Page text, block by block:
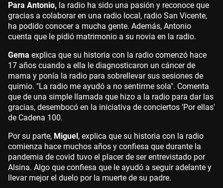
Para Antonio, la radio ha sido una pasión y reconoce que
gracias a colaborar en una radio local, radio San Vicente,
ha podido conocer a mucha gente. Además, Antonio
cuenta que le pidió matrimonio a su novia en la radio.
Gema explica que su historia con la radio comenzó hace
17 años cuando a ella le diagnosticaron un cáncer de
mama y ponía la radio para sobrellevar sus sesiones de
quimio. "La radio me ayudó a no sentirme sola". Comenta
que de una simple llamada que hizo a la radio para dar las
gracias, desembocó en la iniciativa de conciertos 'Por ellas'
de Cadena 100.
Por su parte, Miguel, explica que su historia con la radio
comienza hace muchos años y confiesa que durante la
pandemia de covid tuvo el placer de ser entrevistado por
Alsina. Algo que confiesa que le ayudó a seguir adelante y
llevar mejor el duelo por la muerte de su padre.